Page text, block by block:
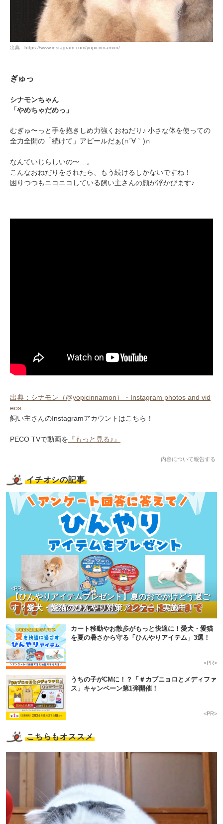
出典 : https://www.instagram.com/yopicinnamon/
ぎゅっ
シナモンちゃん
「やめちゃだめっ」
むぎゅ〜っと手を抱きしめ力強くおねだり♪ 小さな体を使っての
全力全開の「続けて」アピールだぁ(∩´∀｀)∩
なんていじらしいの〜…。
こんなおねだりをされたら、もう続けるしかないですね！
困りつつもニコニコしている飼い主さんの顔が浮かびます♪
出典：シナモン（@yopicinnamon）・Instagram photos and vid
eos
飼い主さんのInstagramアカウントはこちら！
PECO TVで動画を 『もっと見る♪』
内容について報告する
イチオシの記事
【ひんやりアイテムプレゼント】夏のおでかけどう過ご
す？愛犬・愛猫のひんやり対策アンケート実施中！
<PR>
カート移動やお散歩がもっと快適に！愛犬・愛猫
を夏の暑さから守る「ひんやりアイテム」3選！
<PR>
うちの子がCMに！？「＃カブニョロとメディファ
ス」キャンペーン第1弾開催！
<PR>
こちらもオススメ
pecodogs
いぬ部をフォロー
ねこ部をフォロー
PECOアプリをダウンロード済みの方
アプリで開く